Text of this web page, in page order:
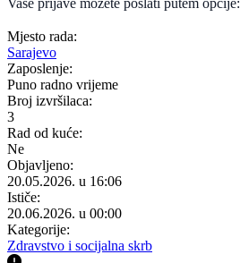
Vaše prijave možete poslati putem opcije:
Mjesto rada:
Sarajevo
Zaposlenje:
Puno radno vrijeme
Broj izvršilaca:
3
Rad od kuće:
Ne
Objavljeno:
20.05.2026. u 16:06
Ističe:
20.06.2026. u 00:00
Kategorije:
Zdravstvo i socijalna skrb